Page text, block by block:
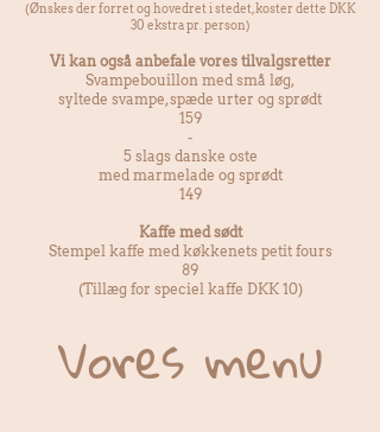
(Ønskes der forret og hovedret i stedet, koster dette DKK
30 ekstra pr. person)
Vi kan også anbefale vores tilvalgsretter
Svampebouillon med små løg,
syltede svampe,spæde urter og sprødt
159
-
5 slags danske oste
med marmelade og sprødt
149
Kaffe med sødt
Stempel kaffe med køkkenets petit fours
89
(Tillæg for speciel kaffe DKK 10)
Vores menu